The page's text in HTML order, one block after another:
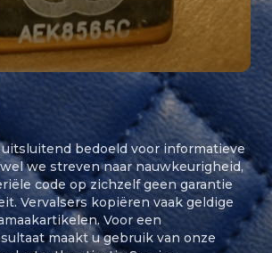
bedoeld voor informatieve
we streven naar nauwkeurigheid,
code op zichzelf geen garantie
Vervalsers kopiëren vaak geldige
Voor een
maakt u gebruik van onze